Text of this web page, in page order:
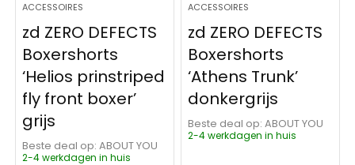
ACCESSOIRES
zd ZERO DEFECTS
Boxershorts
‘Helios prinstriped
fly front boxer’
grijs
Beste deal op:
ABOUT YOU
2-4 werkdagen in huis
ACCESSOIRES
zd ZERO DEFECTS
Boxershorts
‘Athens Trunk’
donkergrijs
Beste deal op:
ABOUT YOU
2-4 werkdagen in huis